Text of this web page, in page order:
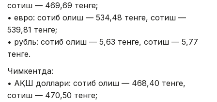
сотиш — 469,69 тенге;
• евро: сотиб олиш — 534,48 тенге, сотиш —
539,81 тенге;
• рубль: сотиб олиш — 5,63 тенге, сотиш — 5,77
тенге.
Чимкентда:
• АҚШ доллари: сотиб олиш — 468,40 тенге,
сотиш — 470,50 тенге;